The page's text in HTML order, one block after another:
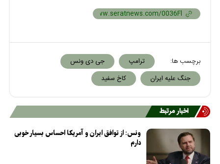
برچسب ها: ترامپ
جی دی ونس
جنگ علیه ایران
کاخ سفید
اخبار مرتبط
ونس: از توافق ایران و آمریکا احساس بسیار خوبی
دارم